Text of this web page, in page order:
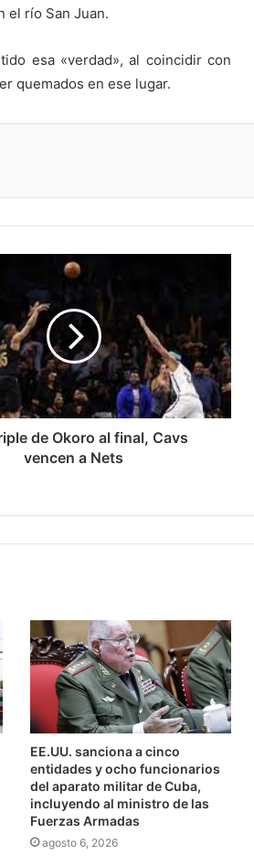
el río San Juan.
esa «verdad», al coincidir con
quemados en ese lugar.
de Okoro al final, Cavs
vencen a Nets
EE.UU. sanciona a cinco
entidades y ocho funcionarios
del aparato militar de Cuba,
incluyendo al ministro de las
Fuerzas Armadas
agosto 6, 2026